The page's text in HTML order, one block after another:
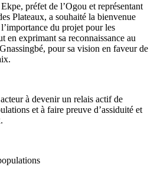
préfet de l’Ogou et représentant
Plateaux, a souhaité la bienvenue
du projet pour les
en exprimant sa reconnaissance au
pour sa vision en faveur de
à devenir un relais actif de
et à faire preuve d’assiduité et